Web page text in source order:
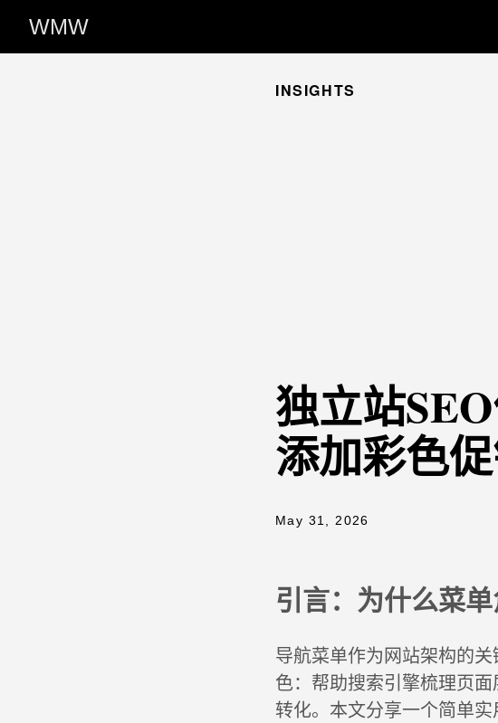
WMW
INSIGHTS
独立站
添加彩色
May 31, 2026
引言：为什么菜
导航菜单作为网站架构的
色：帮助搜索引擎梳理页
转化。本文分享一个简单